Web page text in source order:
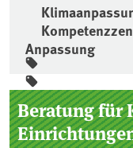
Anpassung
Seitenleiste
Beratung für